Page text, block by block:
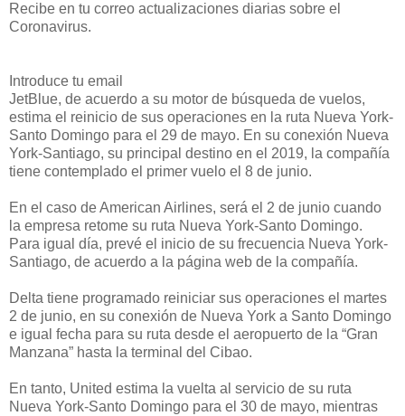
Recibe en tu correo actualizaciones diarias sobre el
Coronavirus.
Introduce tu email
JetBlue, de acuerdo a su motor de búsqueda de vuelos,
estima el reinicio de sus operaciones en la ruta Nueva York-
Santo Domingo para el 29 de mayo. En su conexión Nueva
York-Santiago, su principal destino en el 2019, la compañía
tiene contemplado el primer vuelo el 8 de junio.
En el caso de American Airlines, será el 2 de junio cuando
la empresa retome su ruta Nueva York-Santo Domingo.
Para igual día, prevé el inicio de su frecuencia Nueva York-
Santiago, de acuerdo a la página web de la compañía.
Delta tiene programado reiniciar sus operaciones el martes
2 de junio, en su conexión de Nueva York a Santo Domingo
e igual fecha para su ruta desde el aeropuerto de la “Gran
Manzana” hasta la terminal del Cibao.
En tanto, United estima la vuelta al servicio de su ruta
Nueva York-Santo Domingo para el 30 de mayo, mientras